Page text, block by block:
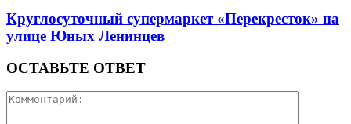
Круглосуточный супермаркет «Перекресток» на
улице Юных Ленинцев
ОСТАВЬТЕ ОТВЕТ